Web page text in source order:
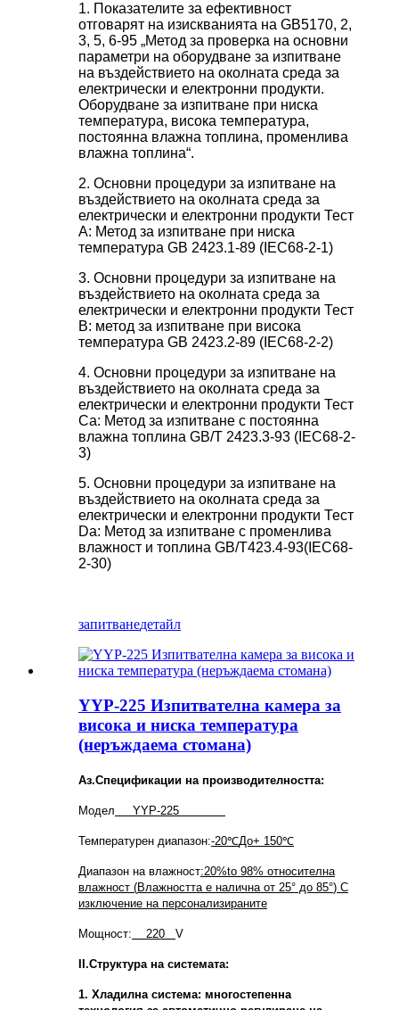
1. Показателите за ефективност
отговарят на изискванията на GB5170, 2,
3, 5, 6-95 „Метод за проверка на основни
параметри на оборудване за изпитване
на въздействието на околната среда за
електрически и електронни продукти.
Оборудване за изпитване при ниска
температура, висока температура,
постоянна влажна топлина, променлива
влажна топлина“.
2. Основни процедури за изпитване на
въздействието на околната среда за
електрически и електронни продукти Тест
А: Метод за изпитване при ниска
температура GB 2423.1-89 (IEC68-2-1)
3. Основни процедури за изпитване на
въздействието на околната среда за
електрически и електронни продукти Тест
B: метод за изпитване при висока
температура GB 2423.2-89 (IEC68-2-2)
4. Основни процедури за изпитване на
въздействието на околната среда за
електрически и електронни продукти Тест
Ca: Метод за изпитване с постоянна
влажна топлина GB/T 2423.3-93 (IEC68-2-
3)
5. Основни процедури за изпитване на
въздействието на околната среда за
електрически и електронни продукти Тест
Da: Метод за изпитване с променлива
влажност и топлина GB/T423.4-93(IEC68-
2-30)
запитванедетайл
YYP-225 Изпитвателна камера за
висока и ниска температура
(неръждаема стомана)
Аз.Спецификации на производителността:
Модел YYP-225
Температурен диапазон:-20℃До+ 150℃
Диапазон на влажност:20%to 98% относителна
влажност (Влажността е налична от 25° до 85°) С
изключение на персонализираните
Мощност: 220 V
II.Структура на системата:
1. Хладилна система: многостепенна